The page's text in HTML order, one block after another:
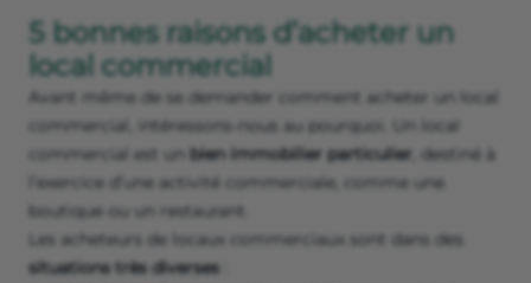
5 bonnes raisons d’acheter un
local commercial
Avant même de se demander comment acheter un local
commercial, intéressons-nous au pourquoi. Un local
commercial est un bien immobilier particulier , destiné à
l’exercice d’une activité commerciale, comme une
boutique ou un restaurant.
Les acheteurs de locaux commerciaux sont dans des
situations très diverses